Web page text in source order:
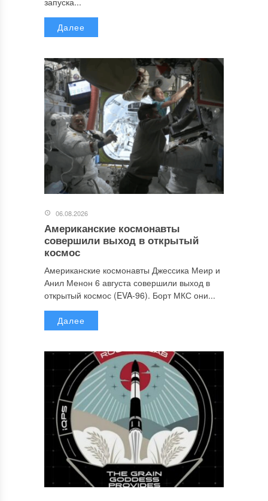
Далее
06.08.2026
Американские космонавты
совершили выход в открытый
космос
Американские космонавты Джессика Меир и
Анил Менон 6 августа совершили выход в
открытый космос (EVA-96). Борт МКС они...
Далее